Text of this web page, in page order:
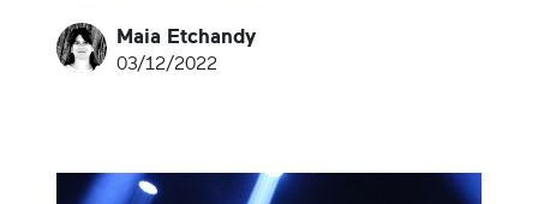
Maia Etchandy
03/12/2022